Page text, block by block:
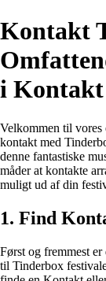
Kontakt
i Kontakt
Velkommen til vores
kontakt med
denne fantastiske
måder at kontakte
muligt ud af din
1. Find
Først og fremmest
til Tinderbox